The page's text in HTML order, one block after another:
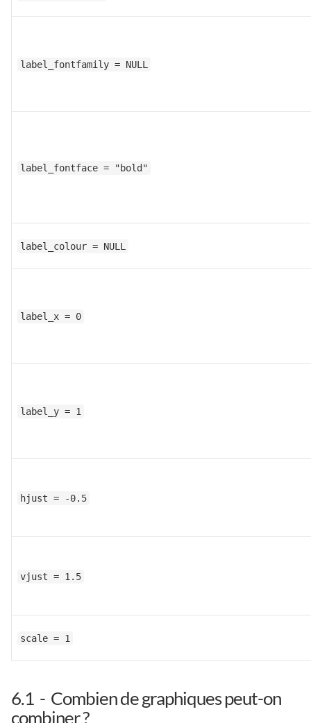
label_fontfamily = NULL
label_fontface = "bold"
label_colour = NULL
label_x = 0
label_y = 1
hjust = -0.5
vjust = 1.5
scale = 1
6.1
Combien de graphiques peut-on
combiner ?